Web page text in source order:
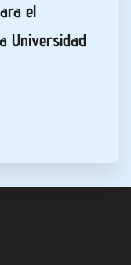
el
Universidad